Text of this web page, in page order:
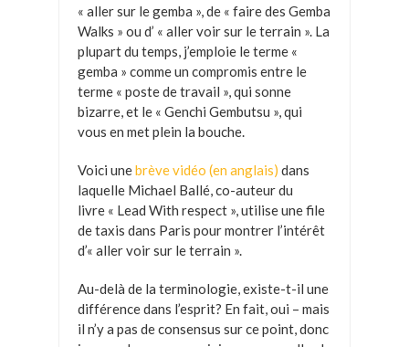
« aller sur le gemba », de « faire des Gemba
Walks » ou d’ « aller voir sur le terrain ». La
plupart du temps, j’emploie le terme «
gemba » comme un compromis entre le
terme « poste de travail », qui sonne
bizarre, et le « Genchi Gembutsu », qui
vous en met plein la bouche.
Voici unebrève vidéo (en anglais) dans
laquelle Michael Ballé, co-auteur du
livre « Lead With respect », utilise une file
de taxis dans Paris pour montrer l’intérêt
d’« aller voir sur le terrain ».
Au-delà de la terminologie, existe-t-il une
différence dans l’esprit? En fait, oui – mais
il n’y a pas de consensus sur ce point, donc